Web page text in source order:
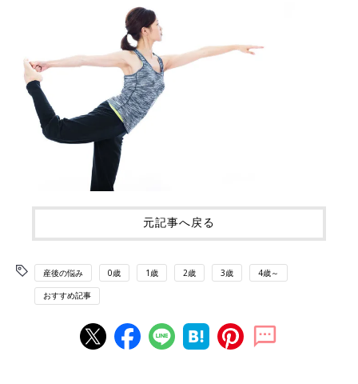
元記事へ戻る
産後の悩み 0歳 1歳 2歳 3歳 4歳～
おすすめ記事